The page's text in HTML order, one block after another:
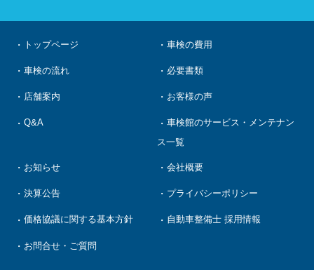
トップページ 車検の費用
車検の流れ 必要書類
店舗案内 お客様の声
Q&A
車検館のサービス・メンテナン
ス一覧
お知らせ 会社概要
決算公告 プライバシーポリシー
価格協議に関する基本方針 自動車整備士 採用情報
お問合せ・ご質問